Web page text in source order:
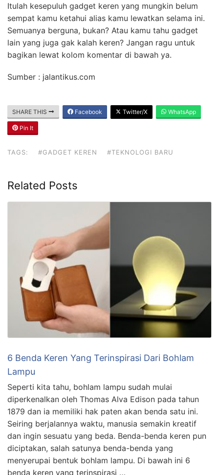
Itulah kesepuluh gadget keren yang mungkin belum
sempat kamu ketahui alias kamu lewatkan selama ini.
Semuanya berguna, bukan? Atau kamu tahu gadget
lain yang juga gak kalah keren? Jangan ragu untuk
bagikan lewat kolom komentar di bawah ya.
Sumber : jalantikus.com
SHARE THIS Facebook Twitter/X WhatsApp
Pin It
TAGS: #GADGET KEREN #TEKNOLOGI BARU
Related Posts
6 Benda Keren Yang Terinspirasi Dari Bohlam
Lampu
Seperti kita tahu, bohlam lampu sudah mulai
diperkenalkan oleh Thomas Alva Edison pada tahun
1879 dan ia memiliki hak paten akan benda satu ini.
Seiring berjalannya waktu, manusia semakin kreatif
dan ingin sesuatu yang beda. Benda-benda keren pun
diciptakan, salah satunya benda-benda yang
menyerupai bentuk bohlam lampu. Di bawah ini 6
benda keren yang terinspirasi …